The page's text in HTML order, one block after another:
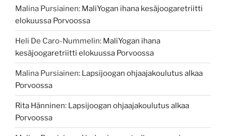
Malina Pursiainen: MaliYogan ihana kesäjoogaretriitti
elokuussa Porvoossa
Heli De Caro-Nummelin: MaliYogan ihana
kesäjoogaretriitti elokuussa Porvoossa
Malina Pursiainen: Lapsijoogan ohjaajakoulutus alkaa
Porvoossa
Rita Hänninen: Lapsijoogan ohjaajakoulutus alkaa
Porvoossa